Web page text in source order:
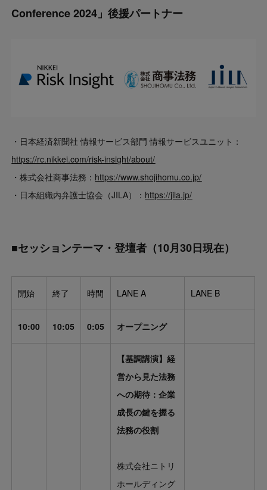
Conference 2024」後援パートナー
・ 日本経済新聞社 情報サービス部門 情報サービスユニット ：
https://rc.nikkei.com/risk-insight/about/
・株式会社商事法務： https://www.shojihomu.co.jp/
・日本組織内弁護士協会（JILA）： https://jila.jp/
■セッションテーマ・登壇者（10月30日現在）
開始 終了 時間 LANE A LANE B
10:00 10:05 0:05 オープニング
【基調講演】経
営から見た法務
への期待：企業
成長の鍵を握る
法務の役割
株式会社ニトリ
ホールディング